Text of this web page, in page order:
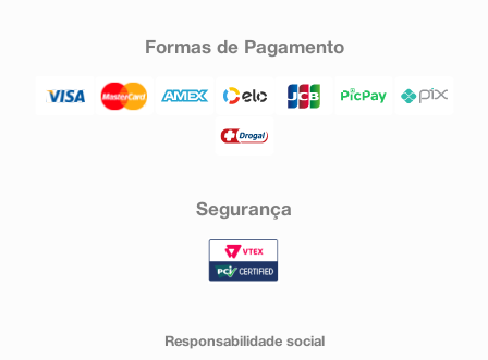
Formas de Pagamento
Segurança
Responsabilidade social